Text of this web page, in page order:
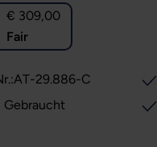
€ 309,00
Fair
AT-29.886-C
Gebraucht